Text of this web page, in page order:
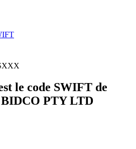
le code SWIFT de
PTY LTD